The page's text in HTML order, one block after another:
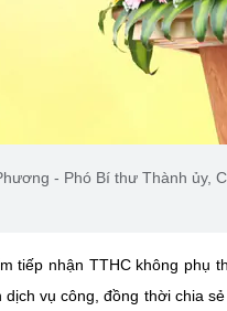
- Phó Bí thư Thành ủy,
tiếp nhận TTHC không phụ
vụ công, đồng thời chia